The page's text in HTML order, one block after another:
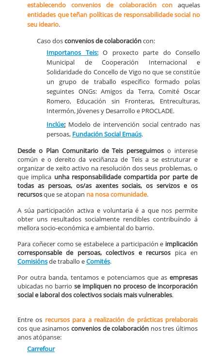
establecendo convenios de colaboración
conaquelas
entidades que teñan políticas de responsabilidade social no
seu ideario.
Caso dosconvenios de colaboracióncon:​
​Importanos Teis:O proxecto parte do Consello
Municipal de Cooperación Internacional e
Solidaridade do Concello de Vigo no que se constitúe
un grupo de traballo específico formado polas
seguintes ONGs: Amigos da Terra, Comité Oscar
Romero, Educación sin Fronteras, Entreculturas,
Intermón, Jóvenes y Desarrollo e PROCLADE.
Inclúe: Modelo de intervención social centrado nas
persoas, Fundación Social Emaús.
Desde o Plan Comunitario de Teis perseguimos o interese
común e o dereito da veciñanza de Teis a se estruturar e
organizar de xeito activo na resolución dos seus problemas, o
que implica unha responsabilidade compartida por parte de
todas as persoas, os/as axentes sociais, os servizos e os
recursosque se atopan na nosa comunidade.
A súa participación activa e voluntaria é a que nos permite
obter uns resultados socialmente rendibles contribuíndo á
mellora socio-económica e ambiental do barrio.
Para coñecer como se estabelece a participación e implicación
corresponsable de persoas, colectivos e recursos pica en
Comisiónsde traballo eComités.
Por outra banda, tentamos e potenciamos que as empresas
ubicadas no barrio se impliquen no proceso de incorporación
social e laboral dos colectivos sociais mais vulnerables.
Entre os recursos para a realización de prácticas prelaborais
cos que asinamos convenios de colaboración nos tres últimos
anos atópanse:
Carrefour